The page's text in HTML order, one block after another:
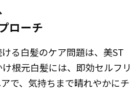
ローチ
る白髪のケア問題は、美ST
根元白髪には、即効セルフリ
で、気持ちまで晴れやかにチ